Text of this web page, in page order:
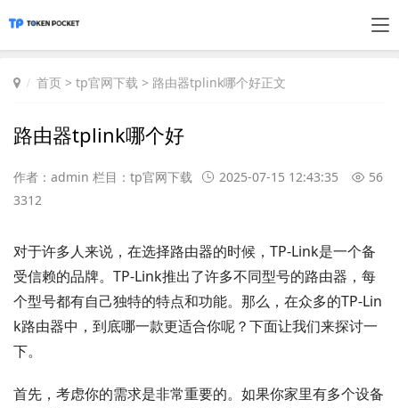
首页 > tp官网下载 > 路由器tplink哪个好正文
路由器tplink哪个好
作者：admin 栏目： tp官网下载 2025-07-15 12:43:35
56
3312
对于许多人来说，在选择路由器的时候，TP-Link是一个备
受信赖的品牌。TP-Link推出了许多不同型号的路由器，每
个型号都有自己独特的特点和功能。那么，在众多的TP-Lin
k路由器中，到底哪一款更适合你呢？下面让我们来探讨一
下。
首先，考虑你的需求是非常重要的。如果你家里有多个设备